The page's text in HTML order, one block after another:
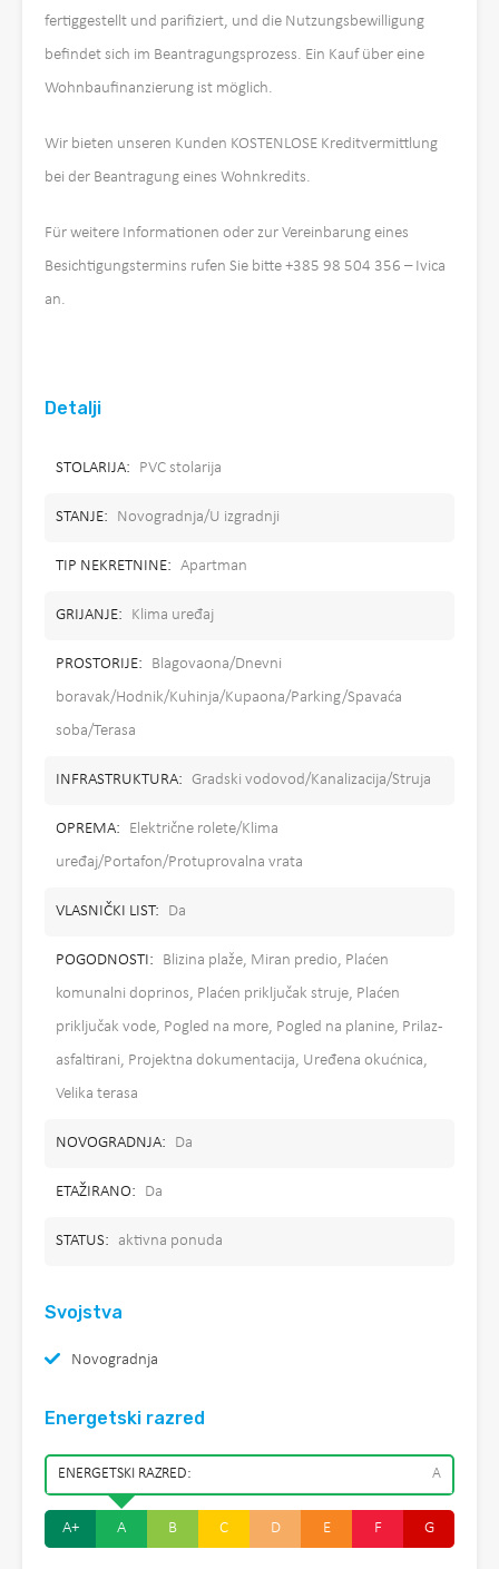
fertiggestellt und parifiziert, und die Nutzungsbewilligung
befindet sich im Beantragungsprozess. Ein Kauf über eine
Wohnbaufinanzierung ist möglich.
Wir bieten unseren Kunden KOSTENLOSE Kreditvermittlung
bei der Beantragung eines Wohnkredits.
Für weitere Informationen oder zur Vereinbarung eines
Besichtigungstermins rufen Sie bitte +385 98 504 356 – Ivica
an.
Detalji
STOLARIJA: PVC stolarija
STANJE: Novogradnja/U izgradnji
TIP NEKRETNINE: Apartman
GRIJANJE: Klima uređaj
PROSTORIJE:
Blagovaona/Dnevni
boravak/Hodnik/Kuhinja/Kupaona/Parking/Spavaća
soba/Terasa
INFRASTRUKTURA: Gradski vodovod/Kanalizacija/Struja
OPREMA:
Električne rolete/Klima
uređaj/Portafon/Protuprovalna vrata
VLASNIČKI LIST: Da
POGODNOSTI:
Blizina plaže, Miran predio, Plaćen
komunalni doprinos, Plaćen priključak struje, Plaćen
priključak vode, Pogled na more, Pogled na planine, Prilaz -
asfaltirani, Projektna dokumentacija, Uređena okućnica,
Velika terasa
NOVOGRADNJA: Da
ETAŽIRANO: Da
STATUS: aktivna ponuda
Svojstva
Novogradnja
Energetski razred
ENERGETSKI RAZRED: A
A+ A B C D E F G